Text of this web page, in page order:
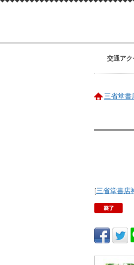
交通アク
三省堂書
[三省堂書店